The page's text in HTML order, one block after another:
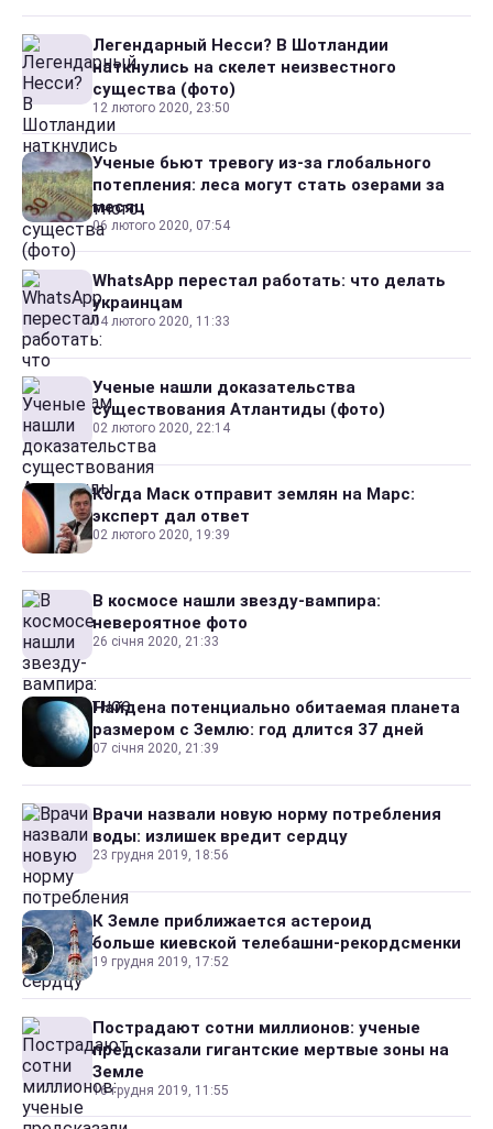
Легендарный Несси? В Шотландии
наткнулись на скелет неизвестного
существа (фото)
12 лютого 2020, 23:50
Ученые бьют тревогу из-за глобального
потепления: леса могут стать озерами за
месяц
06 лютого 2020, 07:54
WhatsApp перестал работать: что делать
украинцам
04 лютого 2020, 11:33
Ученые нашли доказательства
существования Атлантиды (фото)
02 лютого 2020, 22:14
Когда Маск отправит землян на Марс:
эксперт дал ответ
02 лютого 2020, 19:39
В космосе нашли звезду-вампира:
невероятное фото
26 січня 2020, 21:33
Найдена потенциально обитаемая планета
размером с Землю: год длится 37 дней
07 січня 2020, 21:39
Врачи назвали новую норму потребления
воды: излишек вредит сердцу
23 грудня 2019, 18:56
К Земле приближается астероид
больше киевской телебашни-рекордсменки
19 грудня 2019, 17:52
Пострадают сотни миллионов: ученые
предсказали гигантские мертвые зоны на
Земле
16 грудня 2019, 11:55